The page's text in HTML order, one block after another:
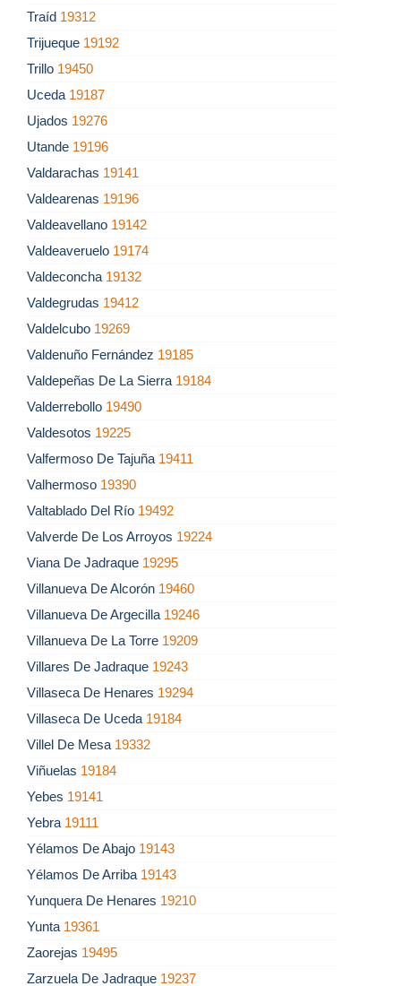
Traíd 19312
Trijueque 19192
Trillo 19450
Uceda 19187
Ujados 19276
Utande 19196
Valdarachas 19141
Valdearenas 19196
Valdeavellano 19142
Valdeaveruelo 19174
Valdeconcha 19132
Valdegrudas 19412
Valdelcubo 19269
Valdenuño Fernández 19185
Valdepeñas De La Sierra 19184
Valderrebollo 19490
Valdesotos 19225
Valfermoso De Tajuña 19411
Valhermoso 19390
Valtablado Del Río 19492
Valverde De Los Arroyos 19224
Viana De Jadraque 19295
Villanueva De Alcorón 19460
Villanueva De Argecilla 19246
Villanueva De La Torre 19209
Villares De Jadraque 19243
Villaseca De Henares 19294
Villaseca De Uceda 19184
Villel De Mesa 19332
Viñuelas 19184
Yebes 19141
Yebra 19111
Yélamos De Abajo 19143
Yélamos De Arriba 19143
Yunquera De Henares 19210
Yunta 19361
Zaorejas 19495
Zarzuela De Jadraque 19237